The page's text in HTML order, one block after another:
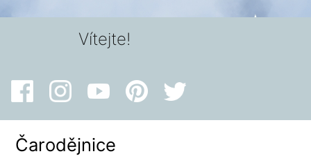
Vítejte!
Čarodějnice